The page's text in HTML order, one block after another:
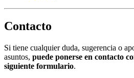
Contacto
Si tiene cualquier duda, sugerencia o
asuntos, puede ponerse en contacto
siguiente formulario.